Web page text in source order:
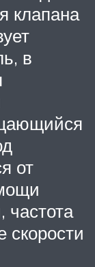
клапана
в
от
частота